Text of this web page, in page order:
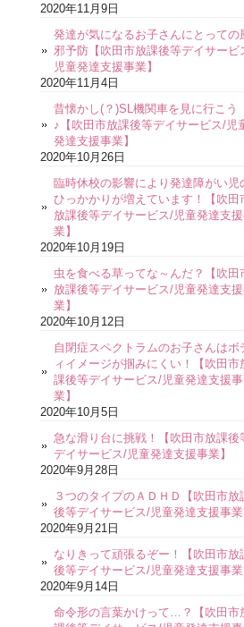
2020年11月9日
発達が気になるお子さんにとっての
邪予防【吹田市放課後等デイサービ
児童発達支援事業】
2020年11月4日
昔懐かし(？)SL機関車を見に行こう
♪【吹田市放課後等デイサービス/児
発達支援事業】
2020年10月26日
臨時休校の影響により発達障がい児
ひっかかりが増えています！【吹田
放課後等デイサービス/児童発達支
業】
2020年10月19日
虫を食べる草ってな～んだ？【吹田
放課後等デイサービス/児童発達支
業】
2020年10月12日
自閉症スペクトラムのお子さんはボ
ィイメージが掴みにくい！【吹田市
課後等デイサービス/児童発達支援事
業】
2020年10月5日
急な滑り台に挑戦！【吹田市放課後
デイサービス/児童発達支援事業】
2020年9月28日
３つのタイプのＡＤＨＤ【吹田市放
後等デイサービス/児童発達支援事業
2020年9月21日
なりきって頑張るぞー！【吹田市放
後等デイサービス/児童発達支援事業
2020年9月14日
命令形の言葉かけって…？【吹田市